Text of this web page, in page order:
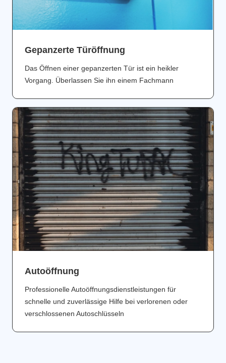
Gepanzerte Türöffnung
Das Öffnen einer gepanzerten Tür ist ein heikler
Vorgang. Überlassen Sie ihn einem Fachmann
Аutoöffnung
Professionelle Autoöffnungsdienstleistungen für
schnelle und zuverlässige Hilfe bei verlorenen oder
verschlossenen Autoschlüsseln